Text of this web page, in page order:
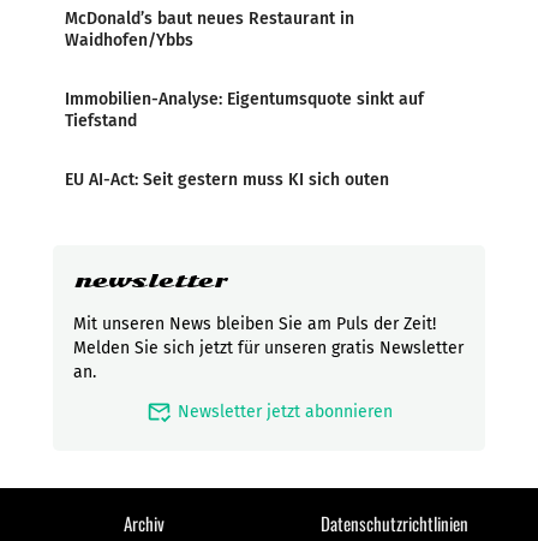
McDonald’s baut neues Restaurant in
Waidhofen/Ybbs
Immobilien-Analyse: Eigentumsquote sinkt auf
Tiefstand
EU AI-Act: Seit gestern muss KI sich outen
newsletter
Mit unseren News bleiben Sie am Puls der Zeit!
Melden Sie sich jetzt für unseren gratis Newsletter
an.
mark_email_read Newsletter jetzt abonnieren
Archiv Datenschutzrichtlinien